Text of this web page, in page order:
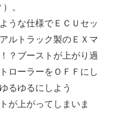
。
うな仕様でＥＣＵセッ
ルトラック製のＥＸマ
？ブーストが上がり過
ローラーをＯＦＦにし
るゆるにしよう
が上がってしまいま